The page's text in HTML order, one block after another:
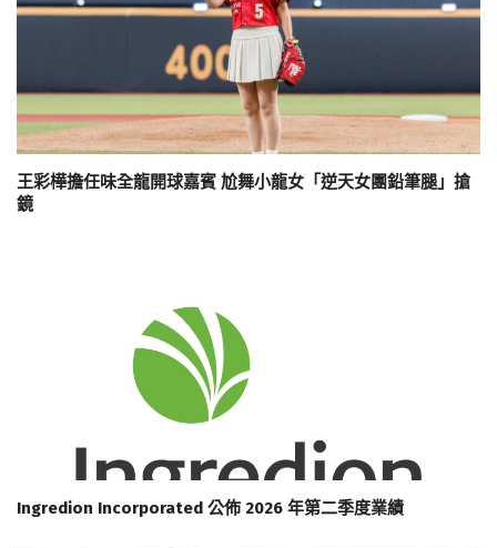
王彩樺擔任味全龍開球嘉賓 尬舞小龍女「逆天女團鉛筆腿」搶
鏡
Ingredion Incorporated 公佈 2026 年第二季度業績